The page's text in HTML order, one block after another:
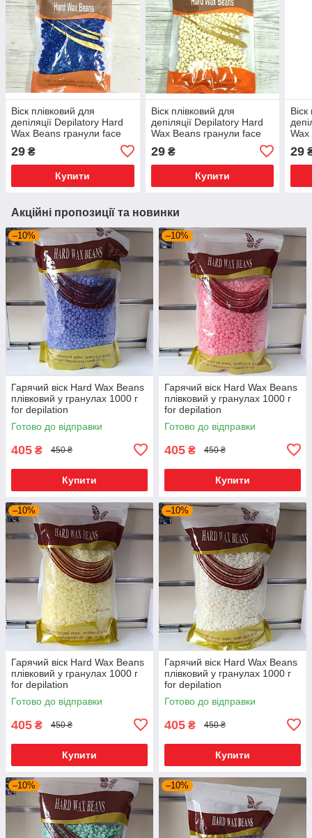
Віск плівковий для
депіляції Depilatory Hard
Wax Beans гранули face
29 ₴
Купити
Віск плівковий для
депіляції Depilatory Hard
Wax Beans гранули face
29₴
Купити
Wax
29
Акційні пропозиції та новинки
–10%
Гарячий віск Hard Wax Beans
плівковий у гранулах 1000 г
for depilation
Готово до відправки
405 ₴ 450 ₴
Купити
–10%
Гарячий віск Hard Wax Beans
плівковий у гранулах 1000 г
for depilation
Готово до відправки
405 ₴ 450 ₴
Купити
–10%
Гарячий віск Hard Wax Beans
плівковий у гранулах 1000 г
for depilation
Готово до відправки
405 ₴ 450 ₴
Купити
–10%
Гарячий віск Hard Wax Beans
плівковий у гранулах 1000 г
for depilation
Готово до відправки
405 ₴ 450 ₴
Купити
–10% –10%